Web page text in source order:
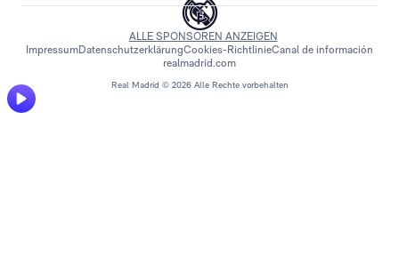
Real Madrid © 2026 Alle Rechte vorbehalten
ALLE SPONSOREN ANZEIGEN
ImpressumDatenschutzerklärungCookies-RichtlinieCanal de información
realmadrid.com